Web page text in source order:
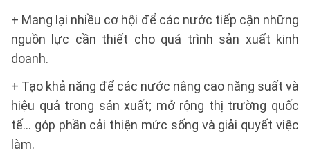
+ Mang lại nhiều cơ hội để các nước tiếp cận những
nguồn lực cần thiết cho quá trình sản xuất kinh
doanh.
+ Tạo khả năng để các nước nâng cao năng suất và
hiệu quả trong sản xuất; mở rộng thị trường quốc
tế… góp phần cải thiện mức sống và giải quyết việc
làm.